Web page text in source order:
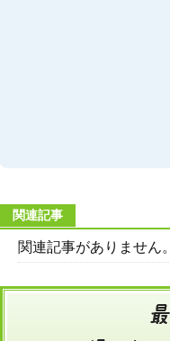
関連記事
関連記事がありません。